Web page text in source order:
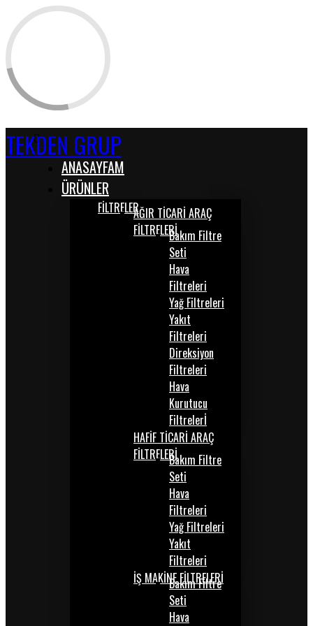
TEKDEN GRUP
ANASAYFAM
ÜRÜNLER
FİLTRELERAĞIR TİCARİ ARAÇ
FİLTRELERİBakım Filtre
Seti
Hava
Filtreleri
Yağ Filtreleri
Yakıt
Filtreleri
Direksiyon
Filtreleri
Hava
Kurutucu
Filtrelerİ
HAFİF TİCARİ ARAÇ
FİLTRELERİBakım Filtre
Seti
Hava
Filtreleri
Yağ Filtreleri
Yakıt
Filtreleri
İŞ MAKİNE FİLTRELERİ
Bakım Filtre
Seti
Hava